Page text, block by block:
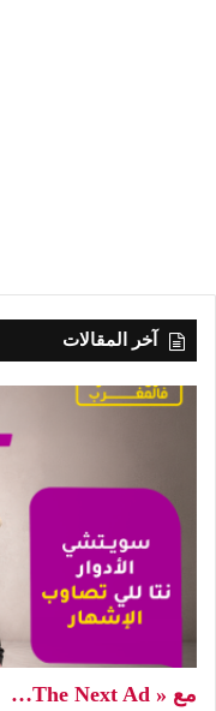
آخر المقالات
مع « The Next Ad…